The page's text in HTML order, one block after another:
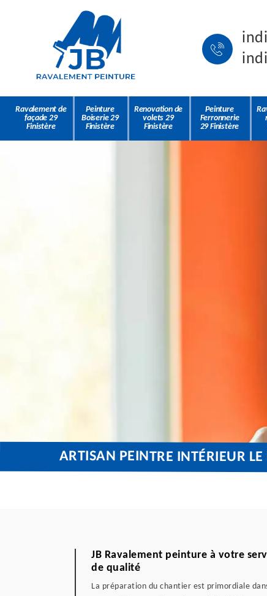
Ravalement de
façade 29
Finistère
Peinture
Boiserie 29
Finistère
Renovation de
volets 29
Finistère
Peinture
Ferronnerie
29 Finistère
ARTISAN PEINTRE INTÉRIEUR
JB Ravalement peinture à votre
de qualité
La préparation du chantier est primordiale